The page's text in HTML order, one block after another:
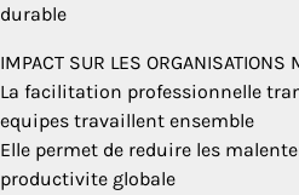
durable
IMPACT SUR LES ORGANISATIONS
La facilitation professionnelle
equipes travaillent ensemble
Elle permet de reduire les
productivite globale